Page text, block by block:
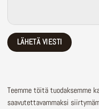
Teemme töitä tuodaksemme
saavutettavammaksi